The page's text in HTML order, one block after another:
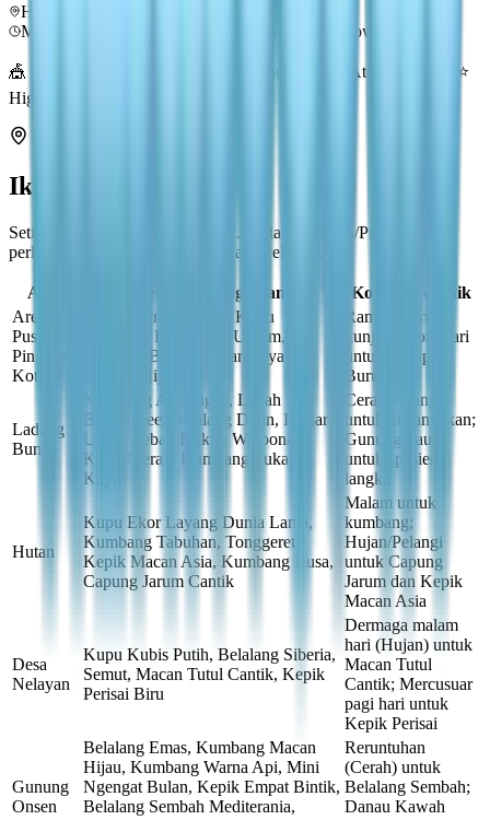
Hutan — Teka-teki Lompat
Morning / Afternoon / Evening
Rainy / Rainbow
🎪 Event-only | 🌨 Winter Frost Season only | ✨ Attractor only | ⭐
High gold value
Ikhtisar Area
Setiap area memiliki spesies unik. Mulai dari Kota/Pinggiran dan
perluas ke Hutan dan Gunung saat level naik.
Area Serangga Unggulan
Kondisi Terbaik
Area
Pusat /
Pinggiran
Kota
Kupu Ujung Oranye, Kupu
Belerang, Kupu Biru Umum,
Belalang Berpita Besar, Sayap
Burung Hijau
Ramah pemula;
kunjungi sore hari
untuk Sayap
Burung
Ladang
Bunga
Kumbang Asparagus, Lebah
Bumblebee, Belalang Daun, Kaisar
Ungu, Lebah Kukuk Waroona,
Kupu Merak, Kumbang Tukang
Kayu
Cerah/Pelangi
untuk kebanyakan;
Gunung Paus
untuk spesies
langka
Hutan
Kupu Ekor Layang Dunia Lama,
Kumbang Tabuhan, Tonggeret,
Kepik Macan Asia, Kumbang Rusa,
Capung Jarum Cantik
Malam untuk
kumbang;
Hujan/Pelangi
untuk Capung
Jarum dan Kepik
Macan Asia
Desa
Nelayan
Kupu Kubis Putih, Belalang Siberia,
Semut, Macan Tutul Cantik, Kepik
Perisai Biru
Dermaga malam
hari (Hujan) untuk
Macan Tutul
Cantik; Mercusuar
pagi hari untuk
Kepik Perisai
Gunung
Onsen
Belalang Emas, Kumbang Macan
Hijau, Kumbang Warna Api, Mini
Ngengat Bulan, Kepik Empat Bintik,
Belalang Sembah Mediterania,
Reruntuhan
(Cerah) untuk
Belalang Sembah;
Danau Kawah